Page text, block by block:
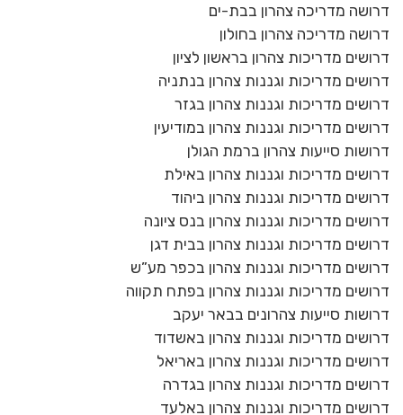
דרושה מדריכה צהרון בבת-ים
דרושה מדריכה צהרון בחולון
דרושים מדריכות צהרון בראשון לציון
דרושים מדריכות וגננות צהרון בנתניה
דרושים מדריכות וגננות צהרון בגזר
דרושים מדריכות וגננות צהרון במודיעין
דרושות סייעות צהרון ברמת הגולן
דרושים מדריכות וגננות צהרון באילת
דרושים מדריכות וגננות צהרון ביהוד
דרושים מדריכות וגננות צהרון בנס ציונה
דרושים מדריכות וגננות צהרון בבית דגן
דרושים מדריכות וגננות צהרון בכפר מע”ש
דרושים מדריכות וגננות צהרון בפתח תקווה
דרושות סייעות צהרונים בבאר יעקב
דרושים מדריכות וגננות צהרון באשדוד
דרושים מדריכות וגננות צהרון באריאל
דרושים מדריכות וגננות צהרון בגדרה
דרושים מדריכות וגננות צהרון באלעד